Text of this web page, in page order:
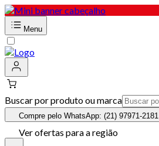
Menu
Buscar por produto ou marca
Compre pelo WhatsApp: (21) 97971-2181
Ver ofertas para a região